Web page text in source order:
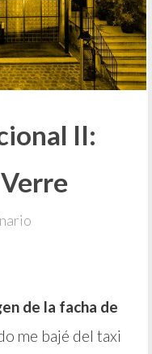
II:
de la facha de
me bajé del taxi